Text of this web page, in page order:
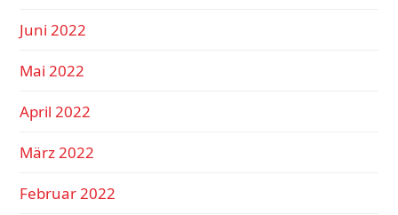
Juni 2022
Mai 2022
April 2022
März 2022
Februar 2022